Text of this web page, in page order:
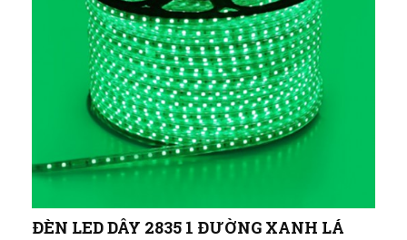
ĐÈN LED DÂY 2835 1 ĐƯỜNG XANH LÁ